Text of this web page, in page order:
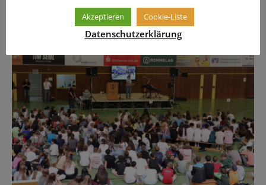
Akzeptieren Cookie-Liste
Datenschutzerklärung